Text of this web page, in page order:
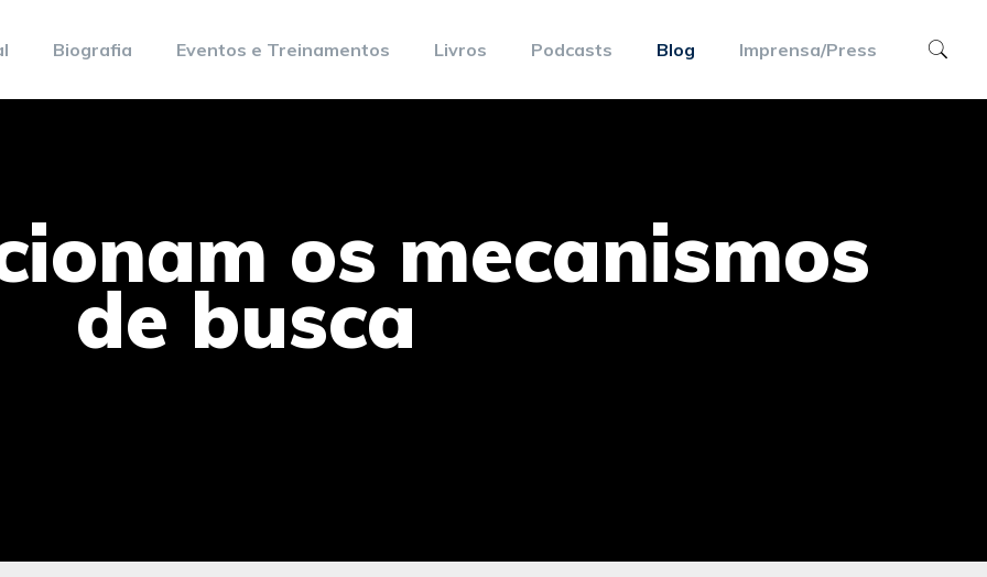
Biografia Eventos e Treinamentos Livros Podcasts Blog Imprensa/Press
os mecanismos
de busca